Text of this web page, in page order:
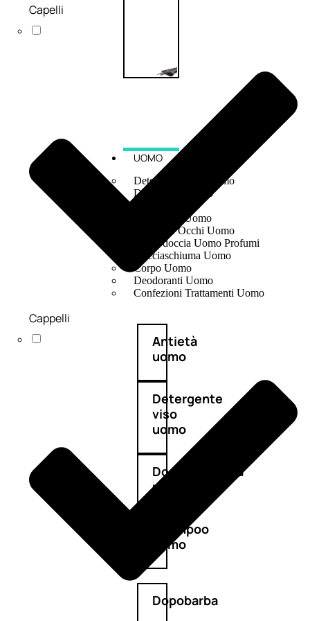
UOMO
Detergente Viso Uomo
Dopobarba Uomo
Anticaduta Uomo
Contorno Occhi Uomo
Bagnodoccia Uomo Profumi
Docciaschiuma Uomo
Corpo Uomo
Deodoranti Uomo
Confezioni Trattamenti Uomo
Antietà
uomo
Detergente
viso
uomo
Docciaschiuma
uomo
Shampoo
uomo
Dopobarba
Capelli
Cappelli